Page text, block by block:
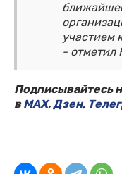
участием
- отметил
Подписывайтесь
вMAX,Дзен,